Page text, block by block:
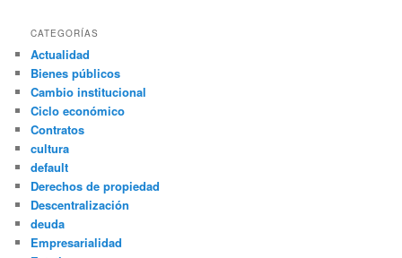
CATEGORÍAS
Actualidad
Bienes públicos
Cambio institucional
Ciclo económico
Contratos
cultura
default
Derechos de propiedad
Descentralización
deuda
Empresarialidad